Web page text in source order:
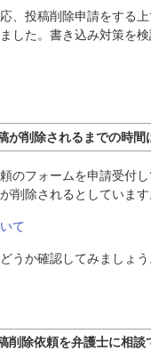
、投稿削除申請をする
した。書き込み対策を
削除されるまでの時間
のフォームを申請受付
削除されるとしています
て
うか確認してみましょう
除依頼を弁護士に相談